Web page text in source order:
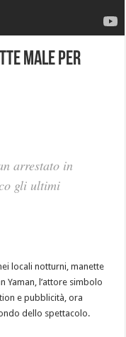
male per
arrestato in
gli ultimi
locali notturni, manette
Yaman, l’attore simbolo
e pubblicità, ora
dello spettacolo.